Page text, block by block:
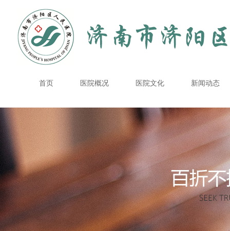
首页 医院概况 医院文化 新闻动态